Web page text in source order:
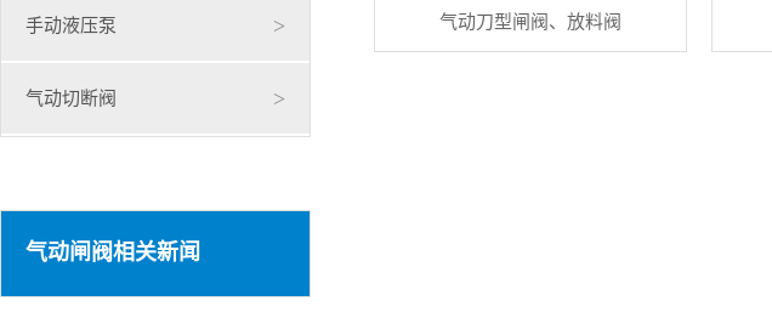
手动液压泵 >
气动切断阀 >
气动闸阀相关新闻
气动刀型闸阀、放料阀